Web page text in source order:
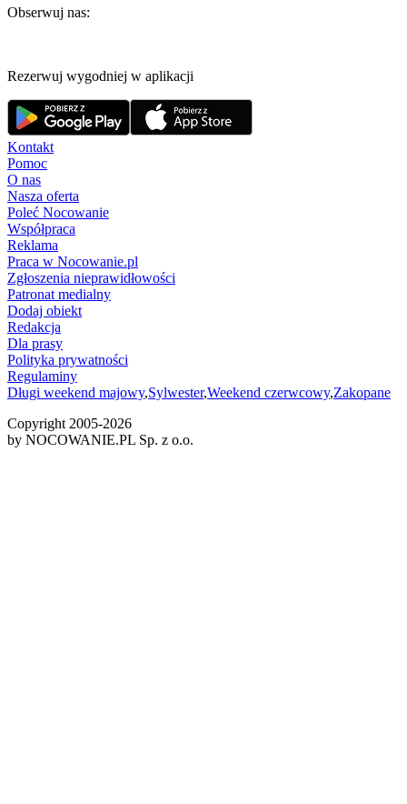
Obserwuj nas:
Rezerwuj wygodniej w aplikacji
Kontakt
Pomoc
O nas
Nasza oferta
Poleć Nocowanie
Współpraca
Reklama
Praca w Nocowanie.pl
Zgłoszenia nieprawidłowości
Patronat medialny
Dodaj obiekt
Redakcja
Dla prasy
Polityka prywatności
Regulaminy
Długi weekend majowy,Sylwester,Weekend czerwcowy,Zakopane
Copyright 2005-2026
by NOCOWANIE.PL Sp. z o.o.